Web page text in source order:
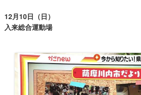
12月10日（日）
入来総合運動場